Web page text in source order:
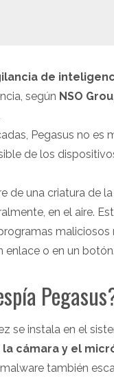
de
según NSO
Pegasus no es
de los
de una criatura de
en el aire.
enlace o en un botón.
se instala en el
la cámara y el
también